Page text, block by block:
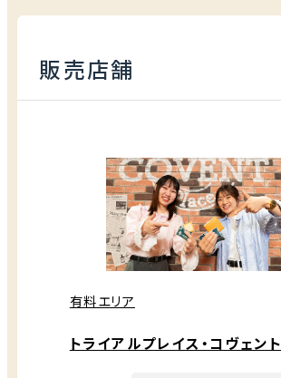
販売店舗
有料エリア
トライアルプレイス・コヴェント